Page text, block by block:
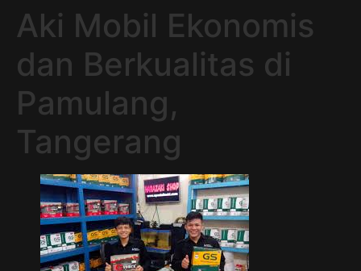
Aki Mobil Ekonomis
dan Berkualitas di
Pamulang,
Tangerang